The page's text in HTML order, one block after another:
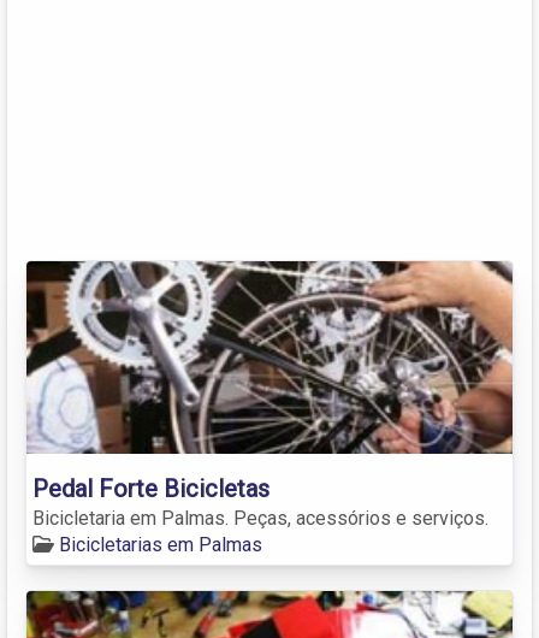
Pedal Forte Bicicletas
Bicicletaria em Palmas. Peças, acessórios e serviços.
Bicicletarias em Palmas